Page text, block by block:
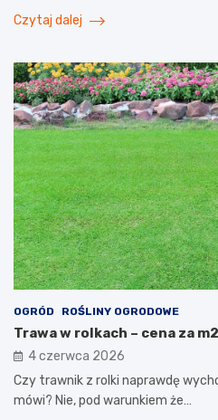
Czytaj dalej
OGRÓD ROŚLINY OGRODOWE
Trawa w rolkach – cena za
4 czerwca 2026
Czy trawnik z rolki naprawdę
mówi? Nie, pod warunkiem że…